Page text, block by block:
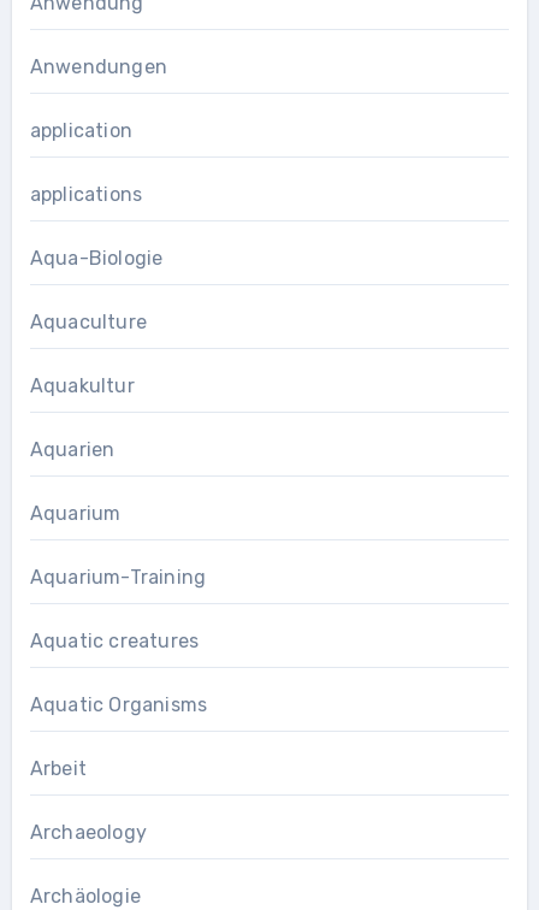
Anwendungen
application
applications
Aqua-Biologie
Aquaculture
Aquakultur
Aquarien
Aquarium
Aquarium-Training
Aquatic creatures
Aquatic Organisms
Arbeit
Archaeology
Archäologie